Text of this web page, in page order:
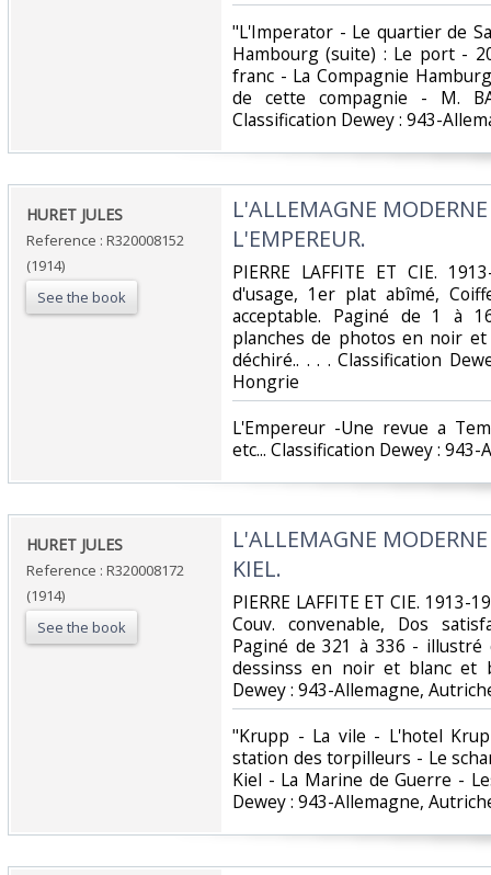
‎"L'Imperator - Le quartier de
Hambourg (suite) : Le port -
franc - La Compagnie
de cette compagnie - M.
Classification Dewey : 943-
‎HURET JULES‎
Reference : R320008152
(1914)
See the book
‎L'ALLEMAGNE
L'EMPEREUR.‎
‎PIERRE LAFFITE ET CIE.
d'usage, 1er plat abîmé,
acceptable. Paginé de 1 à
planches de photos en noir
déchiré.. . . . Classification
Hongrie‎
‎L'Empereur -Une revue a
etc... Classification Dewey :
‎HURET JULES‎
Reference : R320008172
(1914)
See the book
‎L'ALLEMAGNE
KIEL.‎
‎PIERRE LAFFITE ET CIE.
Couv. convenable, Dos
Paginé de 321 à 336 - illustré
dessinss en noir et blanc et
Dewey : 943-Allemagne,
‎"Krupp - La vile - L'hotel
station des torpilleurs - Le
Kiel - La Marine de Guerre -
Dewey : 943-Allemagne,